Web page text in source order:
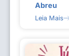
Abreu
Leia Mais